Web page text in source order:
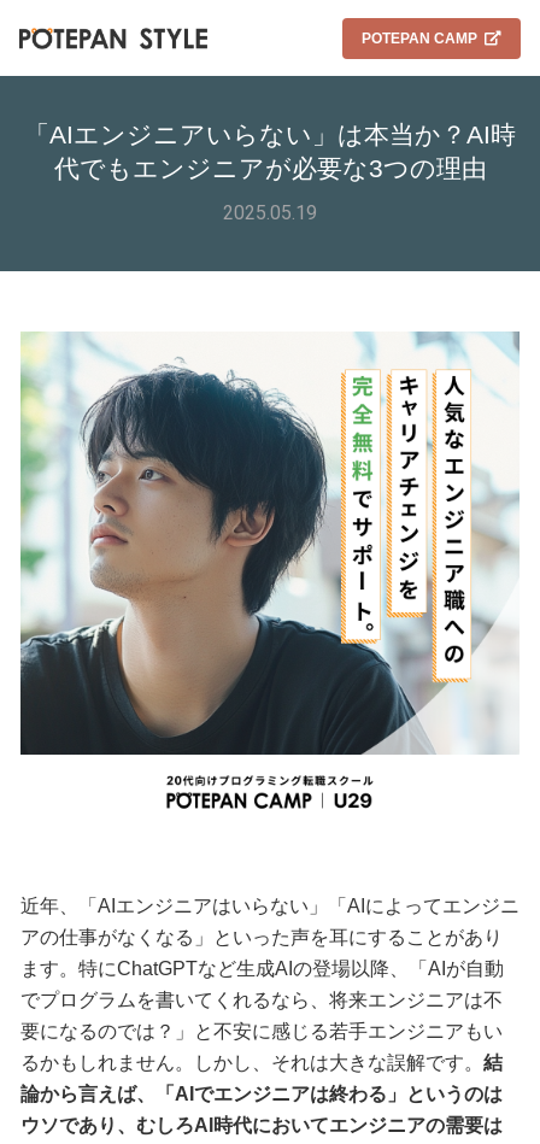
POTEPAN CAMP
「AIエンジニアいらない」は本当か？AI時
代でもエンジニアが必要な3つの理由
2025.05.19
近年、「AIエンジニアはいらない」「AIによってエンジニ
アの仕事がなくなる」といった声を耳にすることがあり
ます。特にChatGPTなど生成AIの登場以降、「AIが自動
でプログラムを書いてくれるなら、将来エンジニアは不
要になるのでは？」と不安に感じる若手エンジニアもい
るかもしれません。しかし、それは大きな誤解です。 結
論から言えば、「AIでエンジニアは終わる」というのは
ウソであり、むしろAI時代においてエンジニアの需要は